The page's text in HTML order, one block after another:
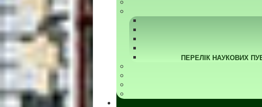
ПЕРЕЛІК НАУКОВИХ